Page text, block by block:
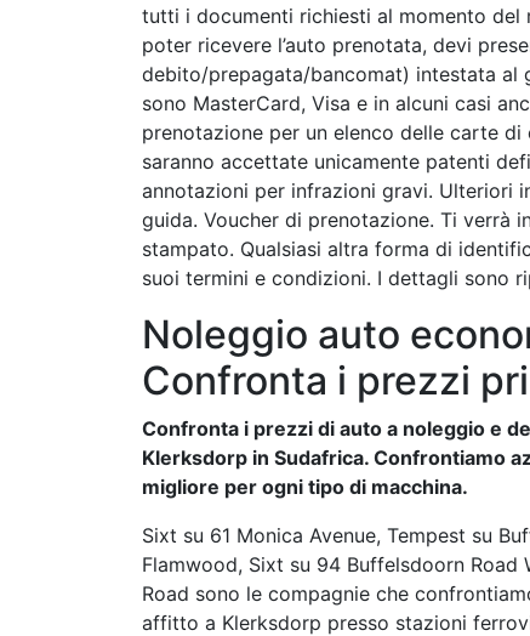
tutti i documenti richiesti al momento
poter ricevere l’auto prenotata, devi
debito/prepagata/bancomat) intestata
sono MasterCard, Visa e in alcuni casi
prenotazione per un elenco delle carte
saranno accettate unicamente patenti
annotazioni per infrazioni gravi. Ulteriori
guida. Voucher di prenotazione. Ti verrà
stampato. Qualsiasi altra forma di
suoi termini e condizioni. I dettagli sono
Noleggio auto
Confronta i prezzi
Confronta i prezzi di auto a noleggio e
Klerksdorp in Sudafrica. Confrontiamo
migliore per ogni tipo di macchina.
Sixt su 61 Monica Avenue, Tempest su
Flamwood, Sixt su 94 Buffelsdoorn Road
Road sono le compagnie che
affitto a Klerksdorp presso stazioni